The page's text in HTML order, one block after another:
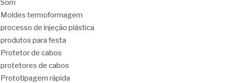
Som
Moldes termoformagem
processo de injeção plástica
produtos para festa
Protetor de cabos
protetores de cabos
Prototipagem rápida